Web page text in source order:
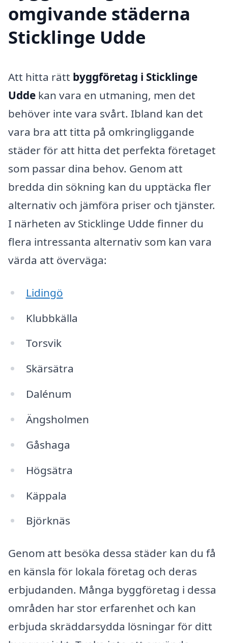
omgivande städerna
Sticklinge Udde
Att hitta rätt byggföretag i Sticklinge
Udde kan vara en utmaning, men det
behöver inte vara svårt. Ibland kan det
vara bra att titta på omkringliggande
städer för att hitta det perfekta företaget
som passar dina behov. Genom att
bredda din sökning kan du upptäcka fler
alternativ och jämföra priser och tjänster.
I närheten av Sticklinge Udde finner du
flera intressanta alternativ som kan vara
värda att överväga:
Lidingö
Klubbkälla
Torsvik
Skärsätra
Dalénum
Ängsholmen
Gåshaga
Högsätra
Käppala
Björknäs
Genom att besöka dessa städer kan du få
en känsla för lokala företag och deras
erbjudanden. Många byggföretag i dessa
områden har stor erfarenhet och kan
erbjuda skräddarsydda lösningar för ditt